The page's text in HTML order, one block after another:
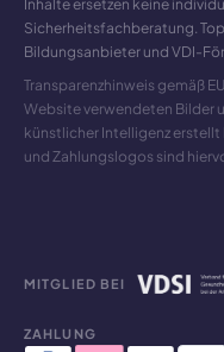
Inhalte ersetzen keine
Sicherheitsfachberatung.
Bildungsanbieter und VDI-
Transparenzhinweis gemäß
Website verwendeten Bilder
künstlicher Intelligenz
und Zahlungslogos sind
MITGLIED BEI
ZAHLUNG